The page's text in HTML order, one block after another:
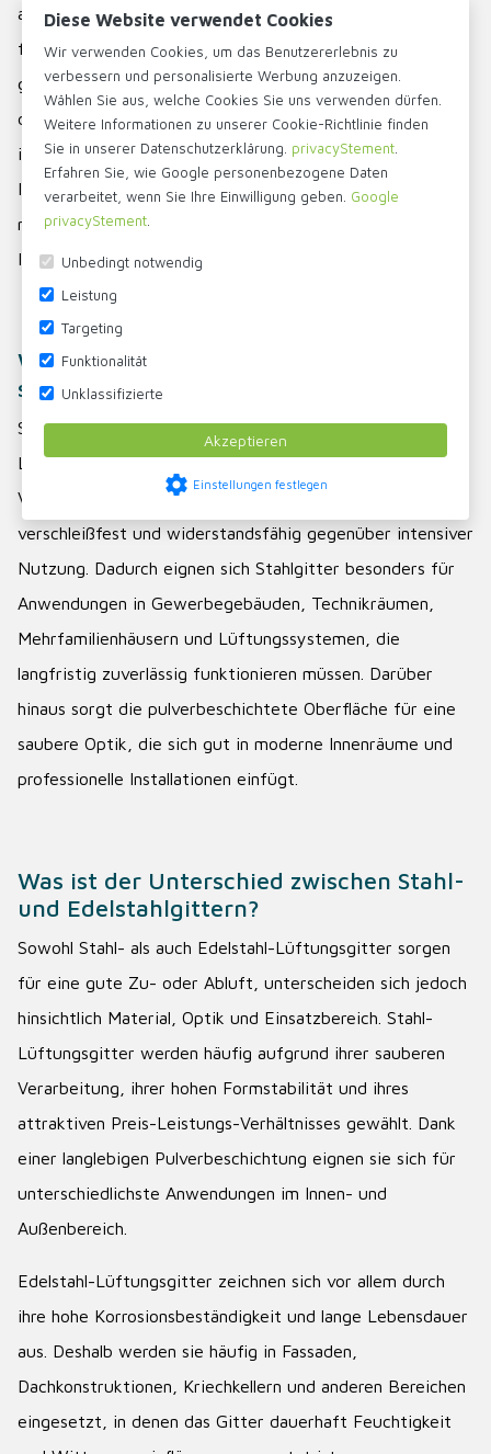
aus, wobei die Lamellen nach innen versetzt sind und so
für eine moderne und elegante Optik sorgen. Dank der
geringen Einbautiefe von nur 7 mm lässt sich das Gitter
dezent in Fassaden, Wände und andere Bauteile
integrieren. Das Gitter ist serienmäßig mit einem
Insektenschutzgitter und Befestigungsbohrungen von Ø5
mm ausgestattet. Bei Bedarf kann das
Insektenschutzgitter einfach entfernt werden.
Wann entscheidet man sich für Stahl
statt Kunststoff?
Stahl-Lüftungsgitter werden häufig gewählt, wenn
Langlebigkeit, Stabilität und eine hochwertige
Verarbeitung wichtig sind. Stahl ist formstabil,
verschleißfest und widerstandsfähig gegenüber intensiver
Nutzung. Dadurch eignen sich Stahlgitter besonders für
Anwendungen in Gewerbegebäuden, Technikräumen,
Mehrfamilienhäusern und Lüftungssystemen, die
langfristig zuverlässig funktionieren müssen. Darüber
hinaus sorgt die pulverbeschichtete Oberfläche für eine
saubere Optik, die sich gut in moderne Innenräume und
professionelle Installationen einfügt.
Was ist der Unterschied zwischen Stahl-
und Edelstahlgittern?
Sowohl Stahl- als auch Edelstahl-Lüftungsgitter sorgen
für eine gute Zu- oder Abluft, unterscheiden sich jedoch
hinsichtlich Material, Optik und Einsatzbereich. Stahl-
Lüftungsgitter werden häufig aufgrund ihrer sauberen
Verarbeitung, ihrer hohen Formstabilität und ihres
attraktiven Preis-Leistungs-Verhältnisses gewählt. Dank
einer langlebigen Pulverbeschichtung eignen sie sich für
unterschiedlichste Anwendungen im Innen- und
Außenbereich.
Edelstahl-Lüftungsgitter zeichnen sich vor allem durch
ihre hohe Korrosionsbeständigkeit und lange Lebensdauer
aus. Deshalb werden sie häufig in Fassaden,
Dachkonstruktionen, Kriechkellern und anderen Bereichen
eingesetzt, in denen das Gitter dauerhaft Feuchtigkeit
Diese Website verwendet Cookies
Wir verwenden Cookies, um das Benutzererlebnis zu
verbessern und personalisierte Werbung anzuzeigen.
Wählen Sie aus, welche Cookies Sie uns verwenden dürfen.
Weitere Informationen zu unserer Cookie-Richtlinie finden
Sie in unserer Datenschutzerklärung. privacyStement
Erfahren Sie, wie Google personenbezogene Daten
verarbeitet, wenn Sie Ihre Einwilligung geben. Google
privacyStement
Unbedingt notwendig
Leistung
Targeting
Funktionalität
Unklassifizierte
Akzeptieren
settings Einstellungen festlegen